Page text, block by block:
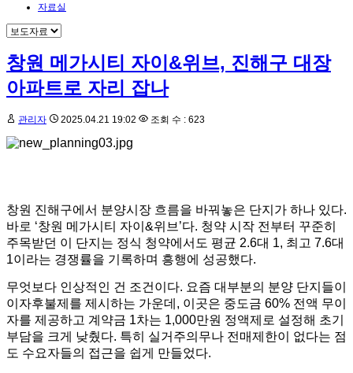
자료실
창원 메가시티 자이&위브, 진해구 대장
아파트로 자리 잡나
관리자 2025.04.21 19:02 조회 수 : 623
창원 진해구에서 분양시장 흐름을 바꿔놓은 단지가 하나 있다.
바로 ‘창원 메가시티 자이&위브’다. 청약 시작 전부터 꾸준히
주목받던 이 단지는 정식 청약에서도 평균 2.6대 1, 최고 7.6대
1이라는 경쟁률을 기록하며 흥행에 성공했다.
무엇보다 인상적인 건 조건이다. 요즘 대부분의 분양 단지들이
이자후불제를 제시하는 가운데, 이곳은 중도금 60% 전액 무이
자를 제공하고 계약금 1차는 1,000만원 정액제로 설정해 초기
부담을 크게 낮췄다. 특히 실거주의무나 전매제한이 없다는 점
도 수요자들의 접근을 쉽게 만들었다.